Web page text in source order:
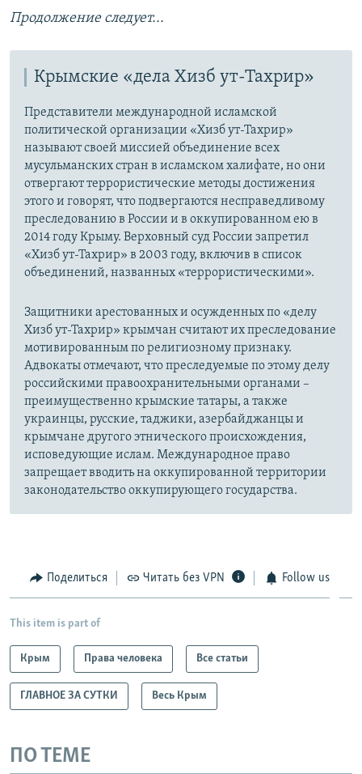
Продолжение следует...
Крымские «дела Хизб ут-Тахрир»
Представители международной исламской
политической организации «Хизб ут-Тахрир»
называют своей миссией объединение всех
мусульманских стран в исламском халифате, но они
отвергают террористические методы достижения
этого и говорят, что подвергаются несправедливому
преследованию в России и в оккупированном ею в
2014 году Крыму. Верховный суд России запретил
«Хизб ут-Тахрир» в 2003 году, включив в список
объединений, названных «террористическими».
Защитники арестованных и осужденных по «делу
Хизб ут-Тахрир» крымчан считают их преследование
мотивированным по религиозному признаку.
Адвокаты отмечают, что преследуемые по этому делу
российскими правоохранительными органами –
преимущественно крымские татары, а также
украинцы, русские, таджики, азербайджанцы и
крымчане другого этнического происхождения,
исповедующие ислам. Международное право
запрещает вводить на оккупированной территории
законодательство оккупирующего государства.
Поделиться Читать без VPN Follow us
This item is part of
Крым Права человека Все статьи
ГЛАВНОЕ ЗА СУТКИ Весь Крым
ПО ТЕМЕ